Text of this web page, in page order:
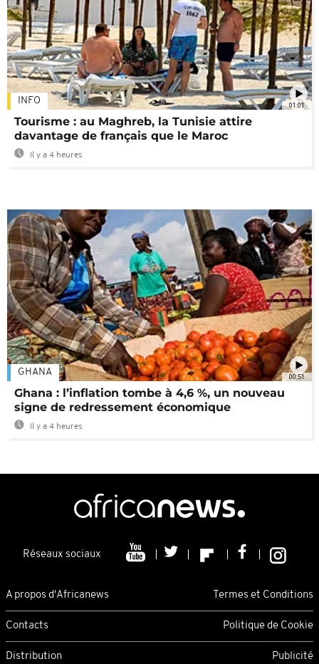
01:01
INFO
Tourisme : au Maghreb, la Tunisie attire
davantage de français que le Maroc
Il y a 4 heures
00:51
GHANA
Ghana : l’inflation tombe à 4,6 %, un nouveau
signe de redressement économique
Il y a 4 heures
Réseaux sociaux
A propos d'Africanews Termes et Conditions
Contacts Politique de Cookie
Distribution Publicité